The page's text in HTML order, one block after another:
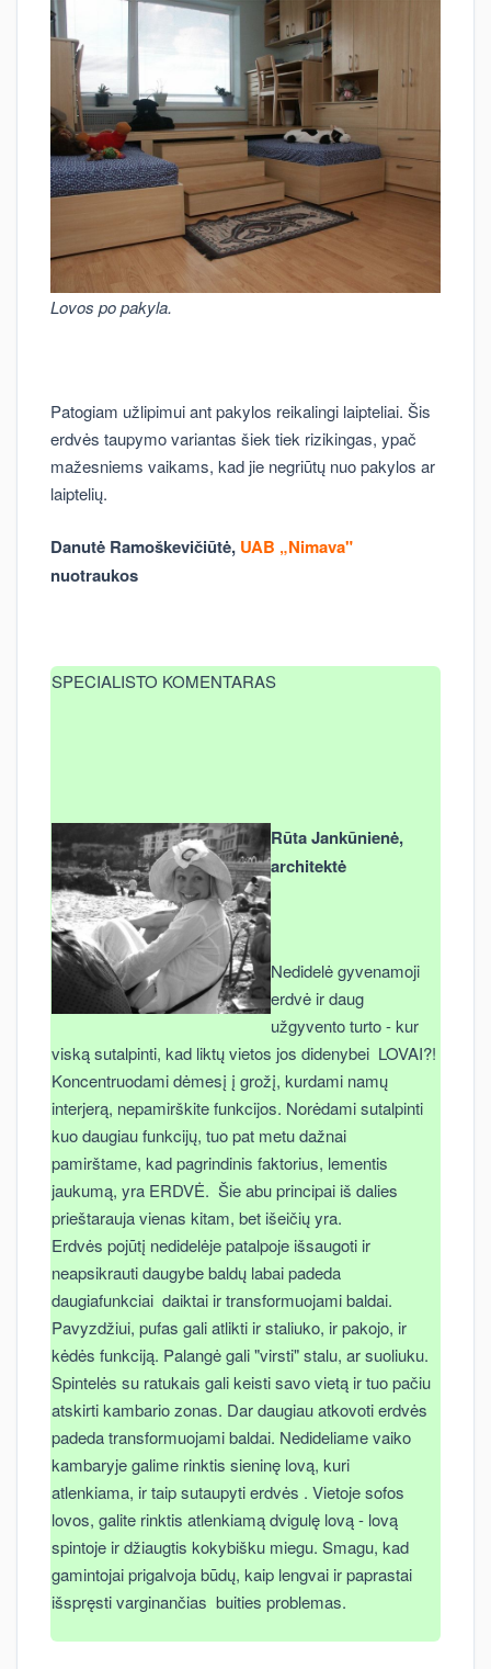
Lovos po pakyla.
Patogiam užlipimui ant pakylos reikalingi laipteliai. Šis
erdvės taupymo variantas šiek tiek rizikingas, ypač
mažesniems vaikams, kad jie negriūtų nuo pakylos ar
laiptelių.
Danutė Ramoškevičiūtė, UAB „Nimava"
nuotraukos
SPECIALISTO KOMENTARAS
Rūta Jankūnienė,
architektė
Nedidelė gyvenamoji
erdvė ir daug
užgyvento turto - kur
viską sutalpinti, kad liktų vietos jos didenybei LOVAI?!
Koncentruodami dėmesį į grožį, kurdami namų
interjerą, nepamirškite funkcijos. Norėdami sutalpinti
kuo daugiau funkcijų, tuo pat metu dažnai
pamirštame, kad pagrindinis faktorius, lementis
jaukumą, yra ERDVĖ. Šie abu principai iš dalies
prieštarauja vienas kitam, bet išeičių yra.
Erdvės pojūtį nedidelėje patalpoje išsaugoti ir
neapsikrauti daugybe baldų labai padeda
daugiafunkciai daiktai ir transformuojami baldai.
Pavyzdžiui, pufas gali atlikti ir staliuko, ir pakojo, ir
kėdės funkciją. Palangė gali "virsti" stalu, ar suoliuku.
Spintelės su ratukais gali keisti savo vietą ir tuo pačiu
atskirti kambario zonas. Dar daugiau atkovoti erdvės
padeda transformuojami baldai. Nedideliame vaiko
kambaryje galime rinktis sieninę lovą, kuri
atlenkiama, ir taip sutaupyti erdvės . Vietoje sofos
lovos, galite rinktis atlenkiamą dvigulę lovą - lovą
spintoje ir džiaugtis kokybišku miegu. Smagu, kad
gamintojai prigalvoja būdų, kaip lengvai ir paprastai
išspręsti varginančias buities problemas.